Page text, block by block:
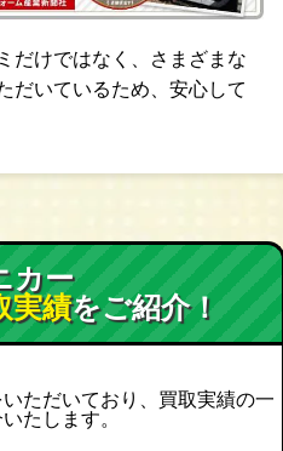
だけではなく、さまざまな
だいているため、安心して
カー
実績をご紹介！
ただいており、買取実績の一
たします。